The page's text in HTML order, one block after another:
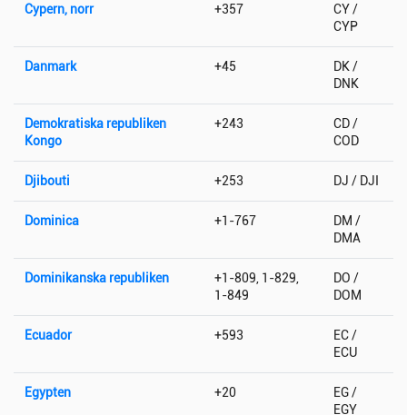
Cypern, norr +357
CY /
CYP
Danmark +45
DK /
DNK
Demokratiska republiken
Kongo
+243
CD /
COD
Djibouti +253 DJ / DJI
Dominica +1-767
DM /
DMA
Dominikanska republiken
+1-809, 1-829,
1-849
DO /
DOM
Ecuador +593
EC /
ECU
Egypten +20
EG /
EGY